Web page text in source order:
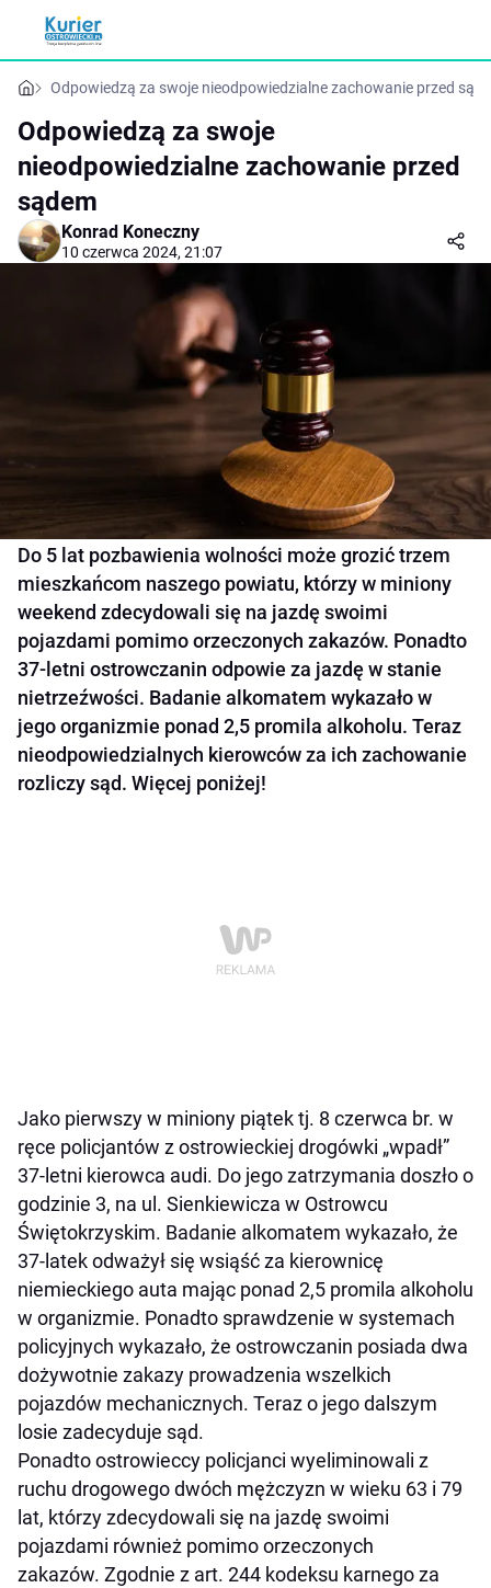
Odpowiedzą za swoje nieodpowiedzialne zachowanie przed
Odpowiedzą za swoje
nieodpowiedzialne zachowanie przed
sądem
Konrad Koneczny
10 czerwca 2024, 21:07
Do 5 lat pozbawienia wolności może grozić trzem
mieszkańcom naszego powiatu, którzy w miniony
weekend zdecydowali się na jazdę swoimi
pojazdami pomimo orzeczonych zakazów. Ponadto
37-letni ostrowczanin odpowie za jazdę w stanie
nietrzeźwości. Badanie alkomatem wykazało w
jego organizmie ponad 2,5 promila alkoholu. Teraz
nieodpowiedzialnych kierowców za ich zachowanie
rozliczy sąd. Więcej poniżej!
Jako pierwszy w miniony piątek tj. 8 czerwca br. w
ręce policjantów z ostrowieckiej drogówki „wpadł”
37-letni kierowca audi. Do jego zatrzymania doszło o
godzinie 3, na ul. Sienkiewicza w Ostrowcu
Świętokrzyskim. Badanie alkomatem wykazało, że
37-latek odważył się wsiąść za kierownicę
niemieckiego auta mając ponad 2,5 promila alkoholu
w organizmie. Ponadto sprawdzenie w systemach
policyjnych wykazało, że ostrowczanin posiada dwa
dożywotnie zakazy prowadzenia wszelkich
pojazdów mechanicznych. Teraz o jego dalszym
losie zadecyduje sąd.
Ponadto ostrowieccy policjanci wyeliminowali z
ruchu drogowego dwóch mężczyzn w wieku 63 i 79
lat, którzy zdecydowali się na jazdę swoimi
pojazdami również pomimo orzeczonych
zakazów. Zgodnie z art. 244 kodeksu karnego za